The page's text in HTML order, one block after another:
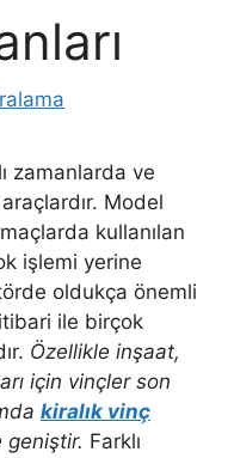
zamanlarda ve
Model
kullanılan
işlemi yerine
oldukça önemli
ile birçok
Özellikle inşaat,
için vinçler son
kiralık vinç
geniştir. Farklı